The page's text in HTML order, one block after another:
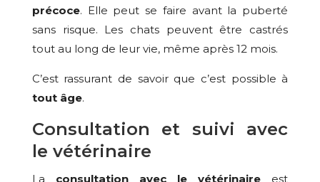
précoce. Elle peut se faire avant la puberté
sans risque. Les chats peuvent être castrés
tout au long de leur vie, même après 12 mois.
C’est rassurant de savoir que c’est possible à
tout âge.
Consultation et suivi avec
le vétérinaire
La consultation avec le vétérinaire est